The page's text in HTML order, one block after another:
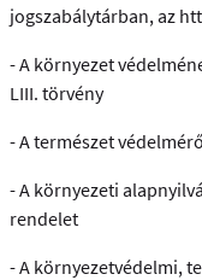
jogszabálytárban, az
- A környezet
LIII. törvény
- A természet
- A környezeti
rendelet
- A környezetvédelmi,